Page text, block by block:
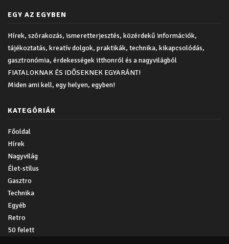
EGY AZ EGYBEN
Hírek, szórakozás, ismeretterjesztés, közérdekű információk,
tájékoztatás, kreatív dolgok, praktikák, technika, kikapcsolódás,
gasztronómia, érdekességek itthonról és a nagyvilágból
FIATALOKNAK ÉS IDŐSEKNEK EGYARÁNT!
Miden ami kell, egy helyen, egyben!
KATEGÓRIÁK
Főoldal
Hírek
Nagyvilág
Élet-stílus
Gasztro
Technika
Egyéb
Retro
50 felett